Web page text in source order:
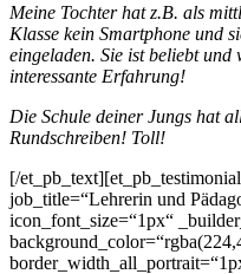
Meine Tochter hat z.B. als
Klasse kein Smartphone und
eingeladen. Sie ist beliebt
interessante Erfahrung!
Die Schule deiner Jungs hat
Rundschreiben! Toll!
[/
job_title=“Lehrerin und
icon_font_size=“1px“